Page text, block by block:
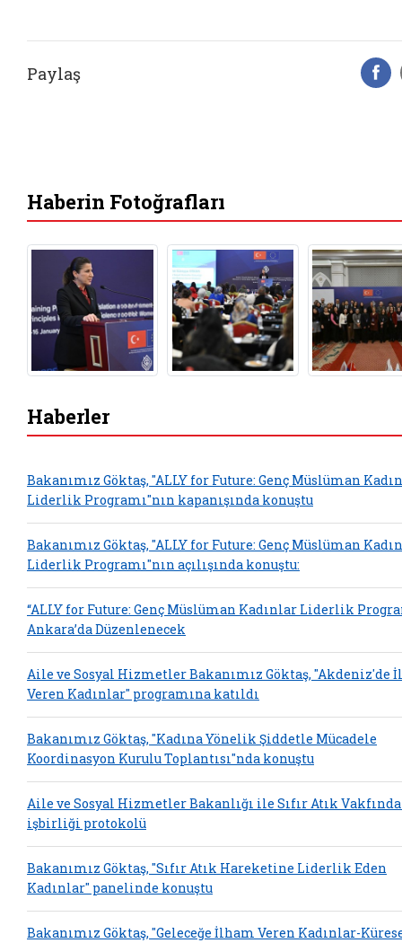
Paylaş
Haberin Fotoğrafları
Haberler
Bakanımız Göktaş, "ALLY for Future: Genç Müslüman
Liderlik Programı"nın kapanışında konuştu
Bakanımız Göktaş, "ALLY for Future: Genç Müslüman
Liderlik Programı"nın açılışında konuştu:
“ALLY for Future: Genç Müslüman Kadınlar Liderlik
Ankara’da Düzenlenecek
Aile ve Sosyal Hizmetler Bakanımız Göktaş, "Akdeniz'de
Veren Kadınlar" programına katıldı
Bakanımız Göktaş, "Kadına Yönelik Şiddetle Mücadele
Koordinasyon Kurulu Toplantısı"nda konuştu
Aile ve Sosyal Hizmetler Bakanlığı ile Sıfır Atık
işbirliği protokolü
Bakanımız Göktaş, "Sıfır Atık Hareketine Liderlik Eden
Kadınlar" panelinde konuştu
Bakanımız Göktaş, "Geleceğe İlham Veren Kadınlar-